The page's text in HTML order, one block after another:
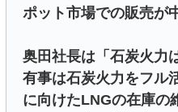
ポット市場での販売が
奥田社長は「石炭火力
有事は石炭火力をフル
に向けたLNGの在庫の